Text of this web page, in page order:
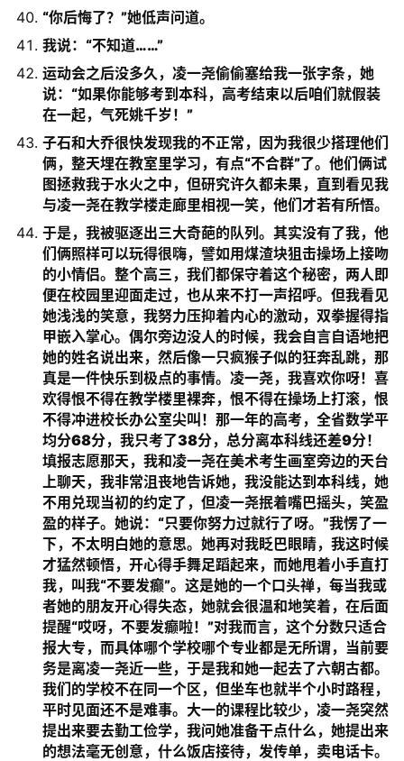
“你后悔了？”她低声问道。
我说：“不知道……”
运动会之后没多久，凌一尧偷偷塞给我一张字条，她
说：“如果你能够考到本科，高考结束以后咱们就假装
在一起，气死姚千岁！”
子石和大乔很快发现我的不正常，因为我很少搭理他们
俩，整天埋在教室里学习，有点“不合群”了。他们俩试
图拯救我于水火之中，但研究许久都未果，直到看见我
与凌一尧在教学楼走廊里相视一笑，他们才若有所悟。
于是，我被驱逐出三大奇葩的队列。其实没有了我，他
们俩照样可以玩得很嗨，譬如用煤渣块狙击操场上接吻
的小情侣。整个高三，我们都保守着这个秘密，两人即
便在校园里迎面走过，也从来不打一声招呼。但我看见
她浅浅的笑意，我努力压抑着内心的激动，双拳握得指
甲嵌入掌心。偶尔旁边没人的时候，我会自言自语地把
她的姓名说出来，然后像一只疯猴子似的狂奔乱跳，那
真是一件快乐到极点的事情。凌一尧，我喜欢你呀！喜
欢得恨不得在教学楼里裸奔，恨不得在操场上打滚，恨
不得冲进校长办公室尖叫！那一年的高考，全省数学平
均分68分，我只考了38分，总分离本科线还差9分！
填报志愿那天，我和凌一尧在美术考生画室旁边的天台
上聊天，我非常沮丧地告诉她，我没能达到本科线，她
不用兑现当初的约定了，但凌一尧抿着嘴巴摇头，笑盈
盈的样子。她说：“只要你努力过就行了呀。”我愣了一
下，不太明白她的意思。她再对我眨巴眼睛，我这时候
才猛然顿悟，开心得手舞足蹈起来，而她甩着小手直打
我，叫我“不要发癫”。这是她的一个口头禅，每当我或
者她的朋友开心得失态，她就会很温和地笑着，在后面
提醒“哎呀，不要发癫啦！”对我而言，这个分数只适合
报大专，而具体哪个学校哪个专业都是无所谓，当前要
务是离凌一尧近一些，于是我和她一起去了六朝古都。
我们的学校不在同一个区，但坐车也就半个小时路程，
平时见面还不是难事。大一的课程比较少，凌一尧突然
提出来要去勤工俭学，我问她准备干点什么，她提出来
的想法毫无创意，什么饭店接待，发传单，卖电话卡。